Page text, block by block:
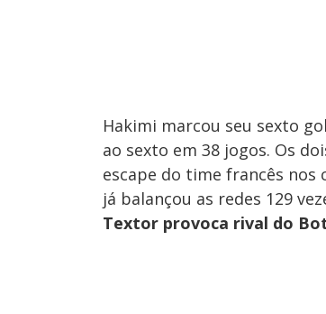
Hakimi marcou seu sexto
ao sexto em 38 jogos. Os
escape do time francês
já balançou as redes 129
Textor provoca rival do